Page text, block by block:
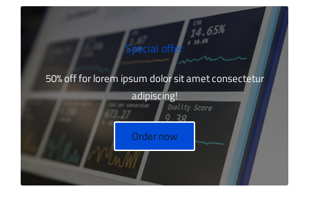
Special offer
50% off for lorem ipsum dolor sit amet consectetur
adipiscing!
Order now